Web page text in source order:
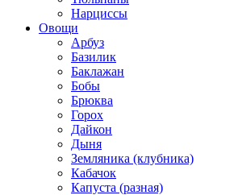
Нарциссы
Овощи
Арбуз
Базилик
Баклажан
Бобы
Брюква
Горох
Дайкон
Дыня
Земляника (клубника)
Кабачок
Капуста (разная)